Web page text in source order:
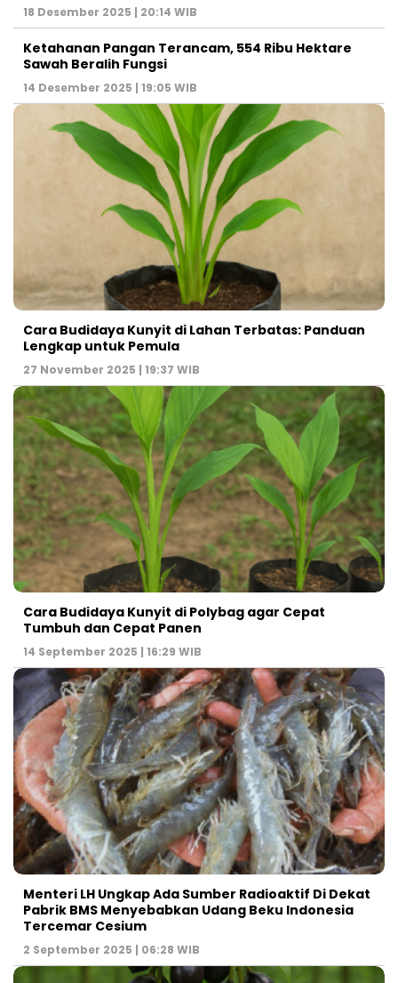
18 Desember 2025 | 20:14 WIB
Ketahanan Pangan Terancam, 554 Ribu Hektare
Sawah Beralih Fungsi
14 Desember 2025 | 19:05 WIB
Cara Budidaya Kunyit di Lahan Terbatas: Panduan
Lengkap untuk Pemula
27 November 2025 | 19:37 WIB
Cara Budidaya Kunyit di Polybag agar Cepat
Tumbuh dan Cepat Panen
14 September 2025 | 16:29 WIB
Menteri LH Ungkap Ada Sumber Radioaktif Di Dekat
Pabrik BMS Menyebabkan Udang Beku Indonesia
Tercemar Cesium
2 September 2025 | 06:28 WIB